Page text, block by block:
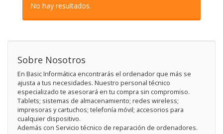
No hay resultados.
Sobre Nosotros
En Basic Informática encontrarás el ordenador que más se
ajusta a tus necesidades. Nuestro personal técnico
especializado te asesorará en tu compra sin compromiso.
Tablets; sistemas de almacenamiento; redes wireless;
impresoras y cartuchos; telefonía móvil; accesorios para
cualquier dispositivo.
Además con Servicio técnico de reparación de ordenadores.